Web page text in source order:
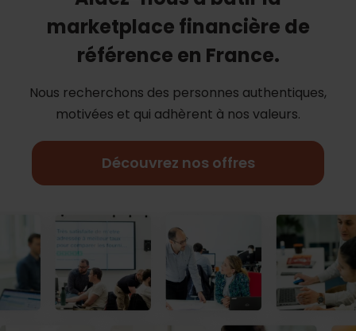
marketplace financière de
référence en France.
Nous recherchons des personnes authentiques,
motivées et qui adhèrent à nos valeurs.
Découvrez nos offres